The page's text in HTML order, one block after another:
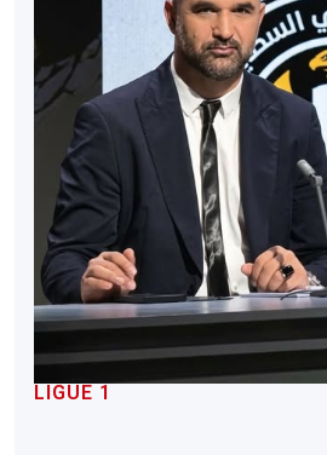
LIGUE 1